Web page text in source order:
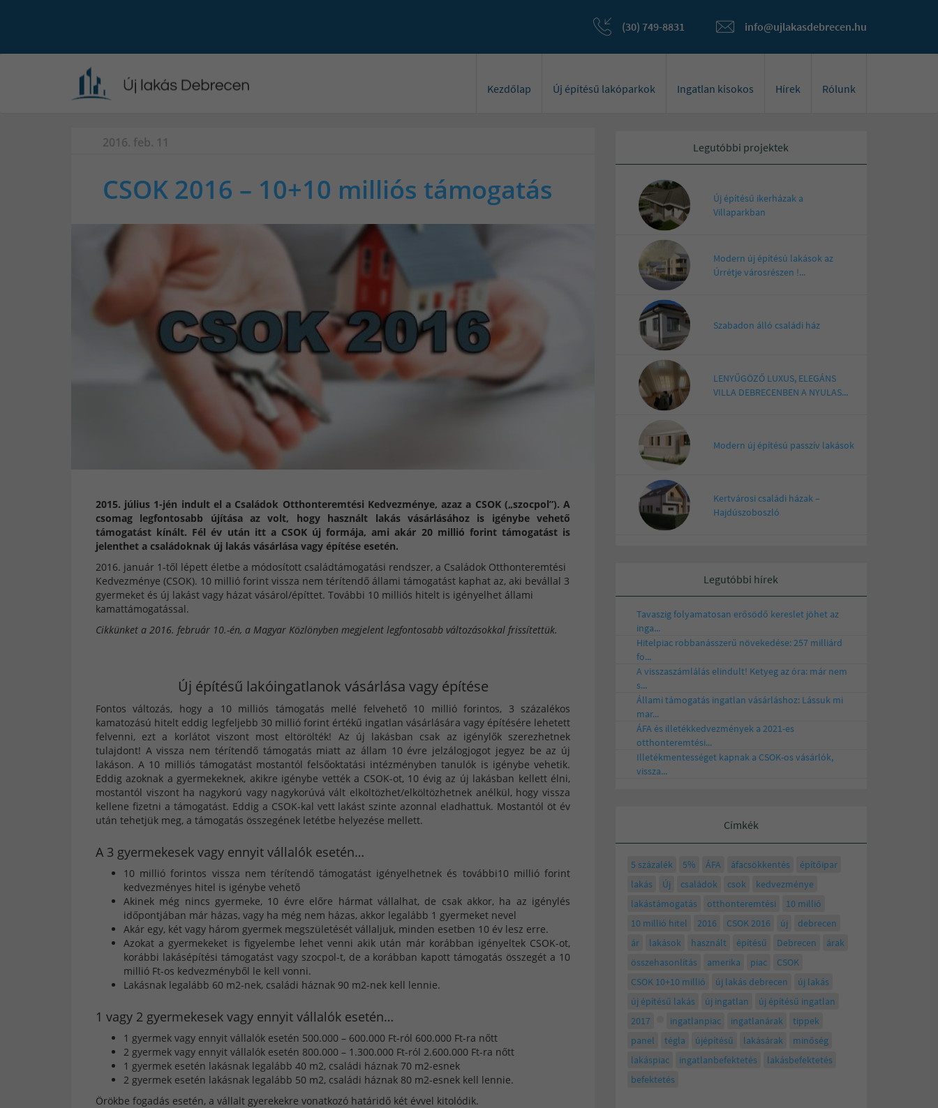
info@ujlakasdebrecen.hu
(30) 749-8831
Kezdőlap Új építésű lakóparkok Ingatlan kisokos Hírek Rólunk
2016. feb. 11
CSOK 2016 – 10+10 milliós támogatás
2015. július 1-jén indult el a Családok Otthonteremtési Kedvezménye, azaz a CSOK („szocpol”). A
csomag legfontosabb újítása az volt, hogy használt lakás vásárlásához is igénybe vehető
támogatást kínált. Fél év után itt a CSOK új formája, ami akár 20 millió forint támogatást is
jelenthet a családoknak új lakás vásárlása vagy építése esetén.
2016. január 1-től lépett életbe a módosított családtámogatási rendszer, a Családok Otthonteremtési
Kedvezménye (CSOK). 10 millió forint vissza nem térítendő állami támogatást kaphat az, aki bevállal 3
gyermeket és új lakást vagy házat vásárol/építtet. További 10 milliós hitelt is igényelhet állami
kamattámogatással.
Cikkünket a 2016. február 10.-én, a Magyar Közlönyben megjelent legfontosabb változásokkal frissítettük.
Új építésű lakóingatlanok vásárlása vagy építése
Fontos változás, hogy a 10 milliós támogatás mellé felvehető 10 millió forintos, 3 százalékos
kamatozású hitelt eddig legfeljebb 30 millió forint értékű ingatlan vásárlására vagy építésére lehetett
felvenni, ezt a korlátot viszont most eltörölték! Az új lakásban csak az igénylők szerezhetnek
tulajdont! A vissza nem térítendő támogatás miatt az állam 10 évre jelzálogjogot jegyez be az új
lakáson. A 10 milliós támogatást mostantól felsőoktatási intézményben tanulók is igénybe vehetik.
Eddig azoknak a gyermekeknek, akikre igénybe vették a CSOK-ot, 10 évig az új lakásban kellett élni,
mostantól viszont ha nagykorú vagy nagykorúvá vált elköltözhet/elköltözhetnek anélkül, hogy vissza
kellene fizetni a támogatást. Eddig a CSOK-kal vett lakást szinte azonnal eladhattuk. Mostantól öt év
után tehetjük meg, a támogatás összegének letétbe helyezése mellett.
A 3 gyermekesek vagy ennyit vállalók esetén…
10 millió forintos vissza nem térítendő támogatást igényelhetnek és további10 millió forint
kedvezményes hitel is igénybe vehető
Akinek még nincs gyermeke, 10 évre előre hármat vállalhat, de csak akkor, ha az igénylés
időpontjában már házas, vagy ha még nem házas, akkor legalább 1 gyermeket nevel
Akár egy, két vagy három gyermek megszületését vállaljuk, minden esetben 10 év lesz erre.
Azokat a gyermekeket is figyelembe lehet venni akik után már korábban igényeltek CSOK-ot,
korábbi lakásépítési támogatást vagy szocpol-t, de a korábban kapott támogatás összegét a 10
millió Ft-os kedvezményből le kell vonni.
Lakásnak legalább 60 m2-nek, családi háznak 90 m2-nek kell lennie.
1 vagy 2 gyermekesek vagy ennyit vállalók esetén…
1 gyermek vagy ennyit vállalók esetén 500.000 – 600.000 Ft-ról 600.000 Ft-ra nőtt
2 gyermek vagy ennyit vállalók esetén 800.000 – 1.300.000 Ft-ról 2.600.000 Ft-ra nőtt
1 gyermek esetén lakásnak legalább 40 m2, családi háznak 70 m2-esnek
2 gyermek esetén lakásnak legalább 50 m2, családi háznak 80 m2-esnek kell lennie.
Örökbe fogadás esetén, a vállalt gyerekekre vonatkozó határidő két évvel kitolódik.
Legutóbbi projektek
Új építésű ikerházak a
Villaparkban
Modern új építésú lakások az
Úrrétje városrészen !...
Szabadon álló családi ház
LENYŰGÖZŐ LUXUS, ELEGÁNS
VILLA DEBRECENBEN A NYULAS...
Modern új építésú passzív lakások
Kertvárosi családi házak –
Hajdúszoboszló
Legutóbbi hírek
Tavaszig folyamatosan erősödő kereslet jöhet az
inga...
Hitelpiac robbanásszerű növekedése: 257 milliárd
fo...
A visszaszámlálás elindult! Ketyeg az óra: már nem
s...
Állami támogatás ingatlan vásárláshoz: Lássuk mi
mar...
ÁFA és illetékkedvezmények a 2021-es
otthonteremtési...
Illetékmentességet kapnak a CSOK-os vásárlók,
vissza...
Címkék
5 százalék 5% ÁFA áfacsökkentés
építőipar
lakás
Új családok csok
kedvezménye
lakástámogatás
otthonteremtési
10 millió
10 millió hitel
2016 CSOK 2016 új
debrecen
ár
lakások használt építésű Debrecen
árak
összehasonlítás
amerika piac
CSOK
CSOK 10+10 millió
új lakás debrecen
új lakás
új építésű lakás
új ingatlan
új építésű ingatlan
2017
ingatlanpiac ingatlanárak
tippek
panel
tégla újépítésű lakásárak
minőség
lakáspiac
ingatlanbefektetés
lakásbefektetés
befektetés